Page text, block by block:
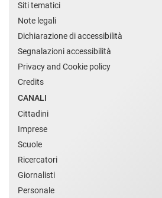
Siti tematici
Note legali
Dichiarazione di accessibilità
Segnalazioni accessibilità
Privacy and Cookie policy
Credits
CANALI
Cittadini
Imprese
Scuole
Ricercatori
Giornalisti
Personale